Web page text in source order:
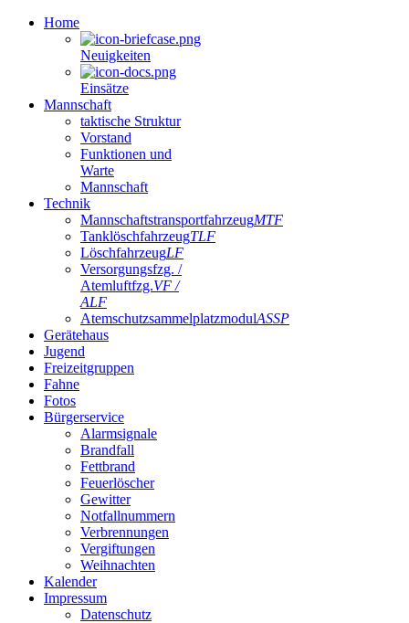
Home
Neuigkeiten
Einsätze
Mannschaft
taktische Struktur
Vorstand
Funktionen und
Warte
Mannschaft
Technik
MannschaftstransportfahrzeugMTF
TanklöschfahrzeugTLF
LöschfahrzeugLF
Versorgungsfzg. /
Atemluftfzg.VF /
ALF
AtemschutzsammelplatzmodulASSP
Gerätehaus
Jugend
Freizeitgruppen
Fahne
Fotos
Bürgerservice
Alarmsignale
Brandfall
Fettbrand
Feuerlöscher
Gewitter
Notfallnummern
Verbrennungen
Vergiftungen
Weihnachten
Kalender
Impressum
Datenschutz